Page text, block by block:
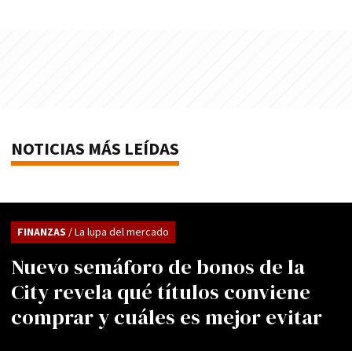
NOTICIAS MÁS LEÍDAS
Nuevo semáforo de bonos de la
City revela qué títulos conviene
comprar y cuáles es mejor evitar
FINANZAS / La lupa del mercado